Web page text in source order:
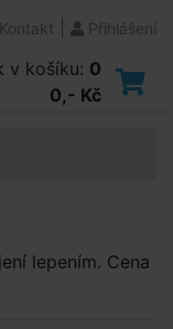
Kontakt Přihlášení
v košíku: 0
0,- Kč
lepením. Cena